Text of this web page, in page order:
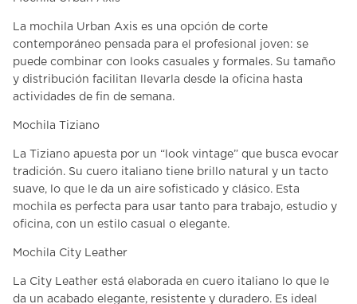
La mochila Urban Axis es una opción de corte
contemporáneo pensada para el profesional joven: se
puede combinar con looks casuales y formales. Su tamaño
y distribución facilitan llevarla desde la oficina hasta
actividades de fin de semana.
Mochila Tiziano
La Tiziano apuesta por un “look vintage” que busca evocar
tradición. Su cuero italiano tiene brillo natural y un tacto
suave, lo que le da un aire sofisticado y clásico. Esta
mochila es perfecta para usar tanto para trabajo, estudio y
oficina, con un estilo casual o elegante.
Mochila City Leather
La City Leather está elaborada en cuero italiano lo que le
da un acabado elegante, resistente y duradero. Es ideal